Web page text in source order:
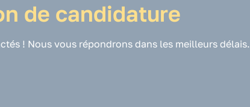
de candidature
! Nous vous répondrons dans les meilleurs délais.